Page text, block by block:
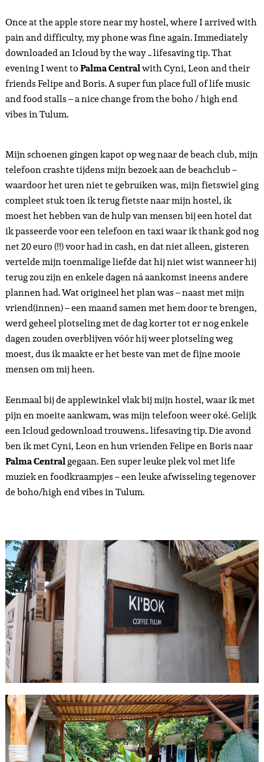
Once at the apple store near my hostel, where I arrived with
pain and difficulty, my phone was fine again. Immediately
downloaded an Icloud by the way .. lifesaving tip. That
evening I went toPalma Centralwith Cyni, Leon and their
friends Felipe and Boris. A super fun place full of life music
and food stalls – a nice change from the boho / high end
vibes in Tulum.
Mijn schoenen gingen kapot op weg naar de beach club, mijn
telefoon crashte tijdens mijn bezoek aan de beachclub –
waardoor het uren niet te gebruiken was, mijn fietswiel ging
compleet stuk toen ik terug fietste naar mijn hostel, ik
moest het hebben van de hulp van mensen bij een hotel dat
ik passeerde voor een telefoon en taxi waar ik thank god nog
net 20 euro (!!) voor had in cash, en dat niet alleen, gisteren
vertelde mijn toenmalige liefde dat hij niet wist wanneer hij
terug zou zijn en enkele dagen ná aankomst ineens andere
plannen had. Wat origineel het plan was – naast met mijn
vriend(innen) – een maand samen met hem door te brengen,
werd geheel plotseling met de dag korter tot er nog enkele
dagen zouden overblijven vóór hij weer plotseling weg
moest, dus ik maakte er het beste van met de fijne mooie
mensen om mij heen.
Eenmaal bij de applewinkel vlak bij mijn hostel, waar ik met
pijn en moeite aankwam, was mijn telefoon weer oké. Gelijk
een Icloud gedownload trouwens.. lifesaving tip. Die avond
ben ik met Cyni, Leon en hun vrienden Felipe en Boris naar
Palma Centralgegaan. Een super leuke plek vol met life
muziek en foodkraampjes – een leuke afwisseling tegenover
de boho/high end vibes in Tulum.